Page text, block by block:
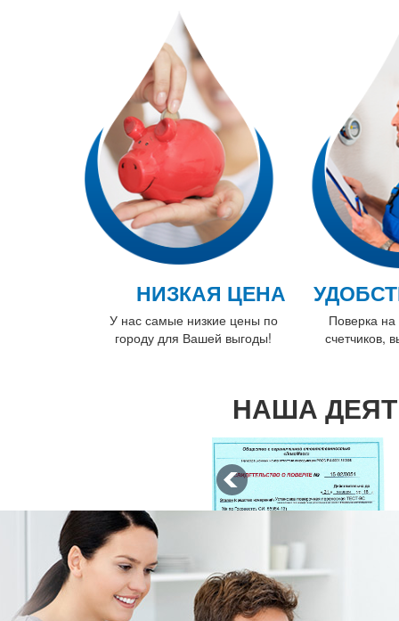
НИЗКАЯ ЦЕНА
У нас самые низкие цены по
городу для Вашей выгоды!
Поверка
счетчиков,
НАША